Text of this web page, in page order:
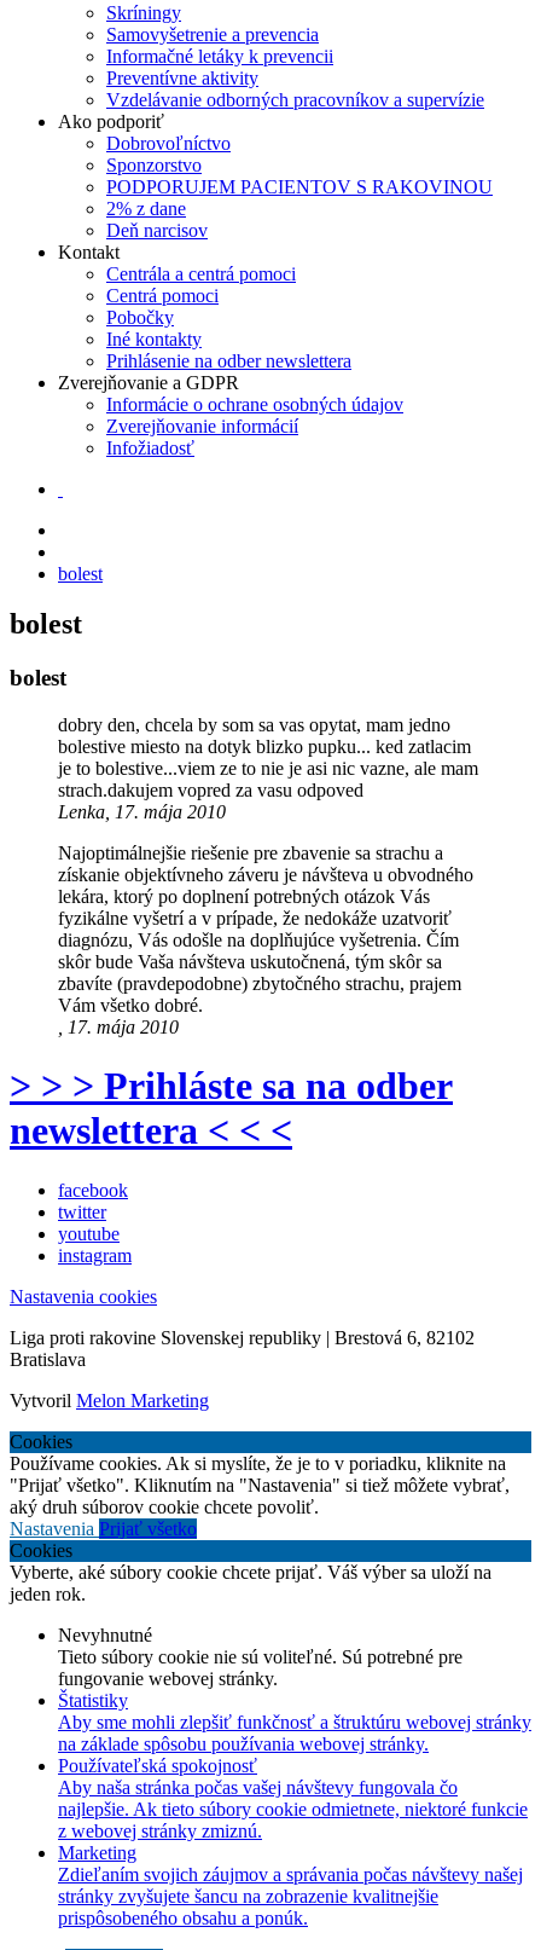
Skríningy
Samovyšetrenie a prevencia
Informačné letáky k prevencii
Preventívne aktivity
Vzdelávanie odborných pracovníkov a supervízie
Ako podporiť
Dobrovoľníctvo
Sponzorstvo
PODPORUJEM PACIENTOV S RAKOVINOU
2% z dane
Deň narcisov
Kontakt
Centrála a centrá pomoci
Centrá pomoci
Pobočky
Iné kontakty
Prihlásenie na odber newslettera
Zverejňovanie a GDPR
Informácie o ochrane osobných údajov
Zverejňovanie informácií
Infožiadosť
bolest
bolest
bolest
dobry den, chcela by som sa vas opytat, mam jedno
bolestive miesto na dotyk blizko pupku... ked zatlacim
je to bolestive...viem ze to nie je asi nic vazne, ale mam
strach.dakujem vopred za vasu odpoved
Lenka, 17. mája 2010
Najoptimálnejšie riešenie pre zbavenie sa strachu a
získanie objektívneho záveru je návšteva u obvodného
lekára, ktorý po doplnení potrebných otázok Vás
fyzikálne vyšetrí a v prípade, že nedokáže uzatvoriť
diagnózu, Vás odošle na doplňujúce vyšetrenia. Čím
skôr bude Vaša návšteva uskutočnená, tým skôr sa
zbavíte (pravdepodobne) zbytočného strachu, prajem
Vám všetko dobré.
, 17. mája 2010
> > > Prihláste sa na odber
newslettera < < <
facebook
twitter
youtube
instagram
Nastavenia cookies
Liga proti rakovine Slovenskej republiky | Brestová 6, 82102
Bratislava
Vytvoril Melon Marketing
Cookies
Používame cookies. Ak si myslíte, že je to v poriadku, kliknite na
"Prijať všetko". Kliknutím na "Nastavenia" si tiež môžete vybrať,
aký druh súborov cookie chcete povoliť.
Nastavenia Prijať všetko
Cookies
Vyberte, aké súbory cookie chcete prijať. Váš výber sa uloží na
jeden rok.
Nevyhnutné
Tieto súbory cookie nie sú voliteľné. Sú potrebné pre
fungovanie webovej stránky.
Štatistiky
Aby sme mohli zlepšiť funkčnosť a štruktúru webovej stránky
na základe spôsobu používania webovej stránky.
Používateľská spokojnosť
Aby naša stránka počas vašej návštevy fungovala čo
najlepšie. Ak tieto súbory cookie odmietnete, niektoré funkcie
z webovej stránky zmiznú.
Marketing
Zdieľaním svojich záujmov a správania počas návštevy našej
stránky zvyšujete šancu na zobrazenie kvalitnejšie
prispôsobeného obsahu a ponúk.